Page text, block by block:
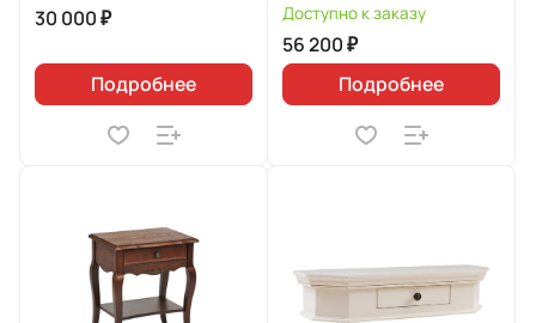
30 000 ₽
Подробнее
Доступно к заказу
56 200 ₽
Подробнее